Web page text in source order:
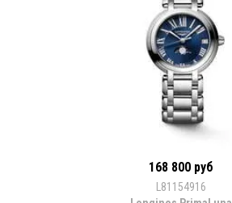
168 800 руб
L81154916